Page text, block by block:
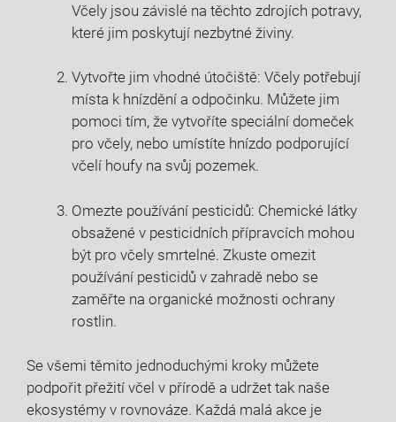
Včely jsou závislé na těchto zdrojích potravy,
které jim poskytují nezbytné živiny.
Vytvořte jim vhodné útočiště: Včely potřebují
místa k hnízdění a odpočinku. Můžete jim
pomoci tím, že vytvoříte speciální domeček
pro včely, nebo umístíte hnízdo podporující
včelí houfy na svůj pozemek.
Omezte používání pesticidů: Chemické látky
obsažené v pesticidních přípravcích mohou
být pro včely smrtelné. Zkuste omezit
používání pesticidů v zahradě nebo se
zaměřte na organické možnosti ochrany
rostlin.
Se všemi těmito jednoduchými kroky můžete
podpořit přežití včel v přírodě a udržet tak naše
ekosystémy v rovnováze. Každá malá akce je